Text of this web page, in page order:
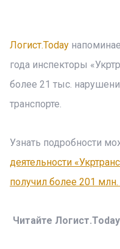
Логист.Today
года инспекторы
более 21 тыс.
транспорте.
Узнать подробности
деятельности
получил более 201 млн.
Читайте